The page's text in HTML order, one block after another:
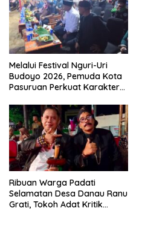
Melalui Festival Nguri-Uri
Budoyo 2026, Pemuda Kota
Pasuruan Perkuat Karakter
Narkoba
Ribuan Warga Padati
Selamatan Desa Danau Ranu
Grati, Tokoh Adat Kritik